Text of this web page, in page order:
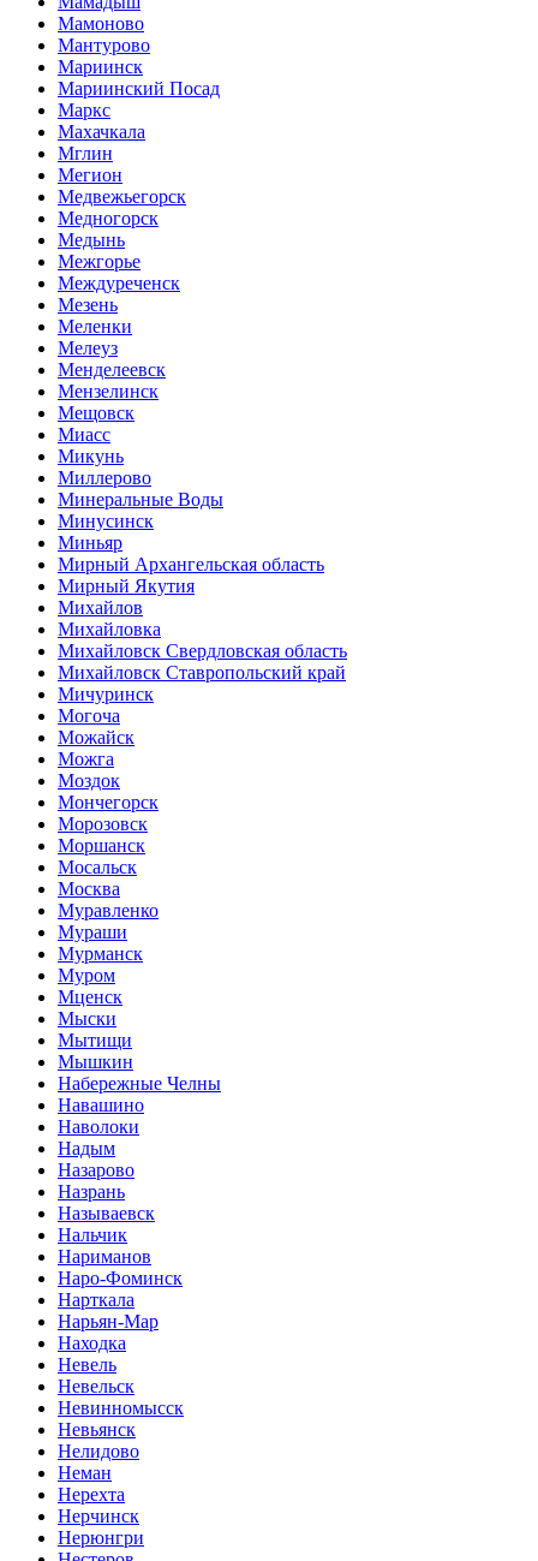
Мамоново
Мантурово
Мариинск
Мариинский Посад
Маркс
Махачкала
Мглин
Мегион
Медвежьегорск
Медногорск
Медынь
Межгорье
Междуреченск
Мезень
Меленки
Мелеуз
Менделеевск
Мензелинск
Мещовск
Миасс
Микунь
Миллерово
Минеральные Воды
Минусинск
Миньяр
Мирный Архангельская область
Мирный Якутия
Михайлов
Михайловка
Михайловск Свердловская область
Михайловск Ставропольский край
Мичуринск
Могоча
Можайск
Можга
Моздок
Мончегорск
Морозовск
Моршанск
Мосальск
Москва
Муравленко
Мураши
Мурманск
Муром
Мценск
Мыски
Мытищи
Мышкин
Набережные Челны
Навашино
Наволоки
Надым
Назарово
Назрань
Называевск
Нальчик
Нариманов
Наро-Фоминск
Нарткала
Нарьян-Мар
Находка
Невель
Невельск
Невинномысск
Невьянск
Нелидово
Неман
Нерехта
Нерчинск
Нерюнгри